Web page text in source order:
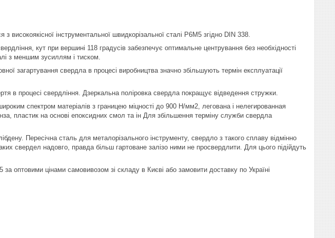
високоякісної інструментальної швидкорізальної сталі Р6М5 згідно DIN 338.
кут при вершині 118 градусів забезпечує оптимальне центрування без необхідності
з меншим зусиллям і тиском.
загартування свердла в процесі виробництва значно збільшують термін експлуатації
в процесі свердління. Дзеркальна поліровка свердла покращує відведення стружки.
спектром матеріалів з границею міцності до 900 Н/мм2, легована і нелегированная
пластик на основі епоксидних смол та ін Для збільшення терміну служби свердла
Пересічна сталь для металорізального інструменту, свердло з такого сплаву відмінно
свердел надовго, правда більш гартоване залізо ними не просвердлити. Для цього підійдуть
оптовими цінами самовивозом зі складу в Києві або замовити доставку по Україні